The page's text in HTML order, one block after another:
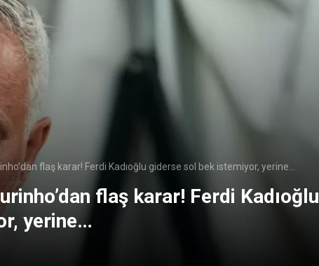
flaş karar! Ferdi Kadıoğlu giderse sol bek istemiyor, yerine…
flaş karar! Ferdi Kadıoğlu
yerine…